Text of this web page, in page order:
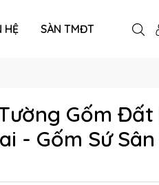
HỆ SÀN TMĐT
Gốm Đất
- Gốm Sứ